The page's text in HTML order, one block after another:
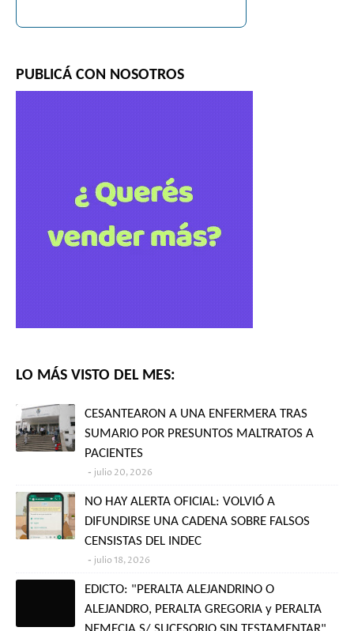
PUBLICÁ CON NOSOTROS
LO MÁS VISTO DEL MES:
CESANTEARON A UNA ENFERMERA TRAS
SUMARIO POR PRESUNTOS MALTRATOS A
PACIENTES
julio 20, 2026
NO HAY ALERTA OFICIAL: VOLVIÓ A
DIFUNDIRSE UNA CADENA SOBRE FALSOS
CENSISTAS DEL INDEC
julio 18, 2026
EDICTO: "PERALTA ALEJANDRINO O
ALEJANDRO, PERALTA GREGORIA y PERALTA